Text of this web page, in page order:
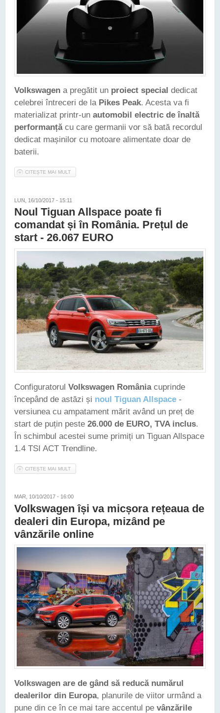
Volkswagen a pregătit un proiect special dedicat
celebrei întreceri de la Pikes Peak. Acesta va fi
materializat printr-un automobil electric de înaltă
performanțăcu care germanii vor să bată recordul
dedicat mașinilor cu motoare alimentate doar de
baterii.
CITEȘTE MAI MULT
LUN, 16/10/2017 - 15:11
Noul Tiguan Allspace poate fi
comandat și în România. Prețul de
start - 26.067 EURO
Configuratorul Volkswagen Româniacuprinde
începând de astăzi și noul Tiguan Allspace -
versiunea cu ampatament mărit având un preț de
start de puțin peste 26.000 de EURO, TVA inclus.
În schimbul acestei sume primiți un Tiguan Allspace
1.4 TSI ACT Trendline.
CITEȘTE MAI MULT
MAR, 10/10/2017 - 16:00
Volkswagen își va micșora rețeaua de
dealeri din Europa, mizând pe
vânzările online
Volkswagen are de gând să reducă numărul
dealerilor din Europa, planurile de viitor urmând a
pune din ce în ce mai tare accentul pe vânzările